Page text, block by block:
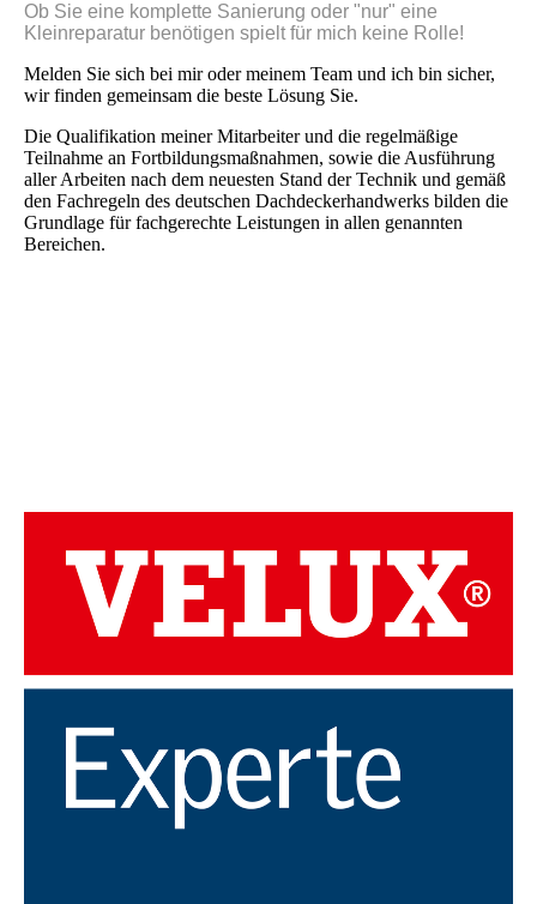
Ob Sie eine komplette Sanierung oder "nur" eine
Kleinreparatur benötigen spielt für mich keine Rolle!
Melden Sie sich bei mir oder meinem Team und ich bin sicher,
wir finden gemeinsam die beste Lösung Sie.
Die Qualifikation meiner Mitarbeiter und die regelmäßige
Teilnahme an Fortbildungsmaßnahmen, sowie die Ausführung
aller Arbeiten nach dem neuesten Stand der Technik und gemäß
den Fachregeln des deutschen Dachdeckerhandwerks bilden die
Grundlage für fachgerechte Leistungen in allen genannten
Bereichen.